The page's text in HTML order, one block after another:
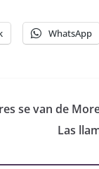
WhatsApp
se van de
Las